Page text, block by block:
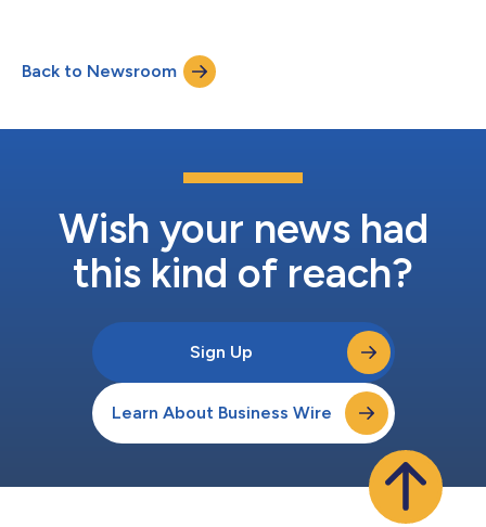
oder leistungsstarke Features. Im Mittelpunkt stehen der
Mensch und sein Zuhause: Produkte sollen intuitiv bedienbar
sein, den Alltag erleichtern...
Back to Newsroom
Wish your news had
this kind of reach?
Sign Up
Learn About Business Wire